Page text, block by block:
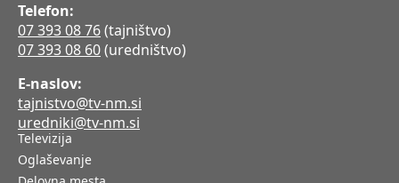
Telefon:
07 393 08 76(tajništvo)
07 393 08 60(uredništvo)
E-naslov:
tajnistvo@tv-nm.si
uredniki@tv-nm.si
Televizija
Oglaševanje